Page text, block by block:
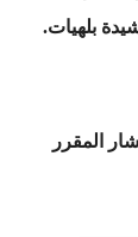
بلهيات.